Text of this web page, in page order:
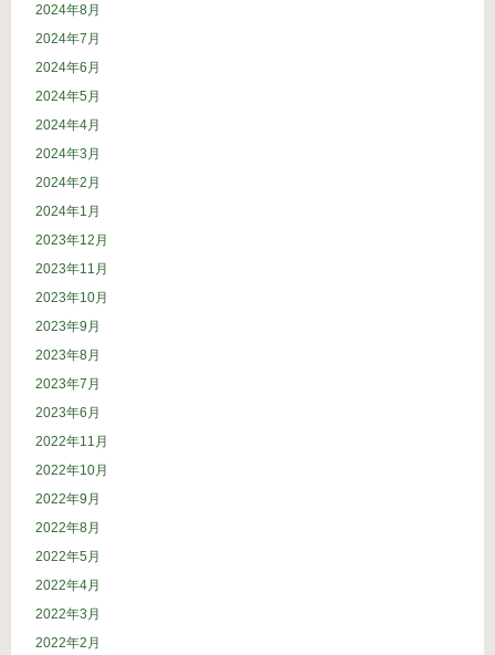
2024年8月
2024年7月
2024年6月
2024年5月
2024年4月
2024年3月
2024年2月
2024年1月
2023年12月
2023年11月
2023年10月
2023年9月
2023年8月
2023年7月
2023年6月
2022年11月
2022年10月
2022年9月
2022年8月
2022年5月
2022年4月
2022年3月
2022年2月